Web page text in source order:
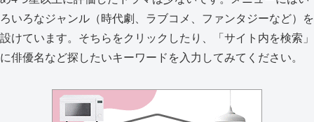
ろいろなジャンル（時代劇、ラブコメ、ファンタジーなど）を
設けています。そちらをクリックしたり、「サイト内を検索」
に俳優名など探したいキーワードを入力してみてください。